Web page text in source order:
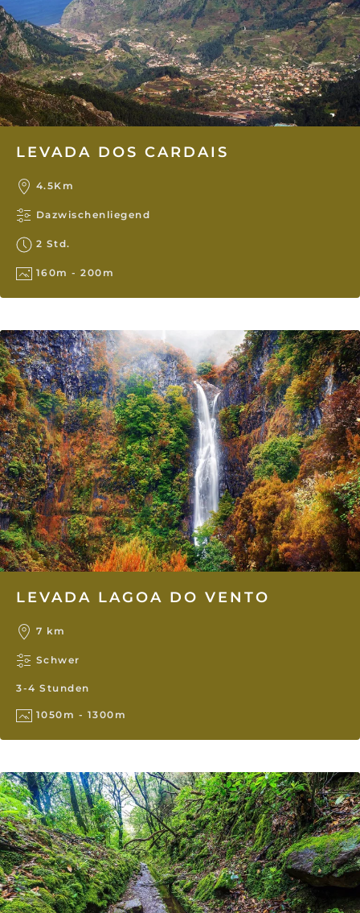
LEVADA DOS CARDAIS
4.5Km
Dazwischenliegend
2 Std.
160m - 200m
LEVADA LAGOA DO VENTO
7 km
Schwer
3-4 Stunden
1050m - 1300m